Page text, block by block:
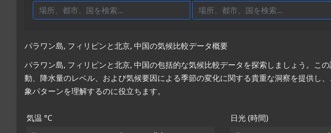
パラワン島, フィリピンと北京, 中国の気候比較データ概要
パラワン島, フィリピンと北京, 中国の包括的な気候比較データを探索しましょう。こ
動、降水量のレベル、および気候要因による季節の変化に関する貴重な洞察を提供し
象パターンを理解するのに役立ちます。
気温 °C 日光 (時間)